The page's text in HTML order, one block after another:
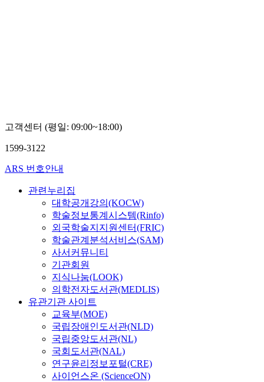
고객센터 (평일: 09:00~18:00)
1599-3122
ARS 번호안내
관련누리집
대학공개강의(KOCW)
학술정보통계시스템(Rinfo)
외국학술지지원센터(FRIC)
학술관계분석서비스(SAM)
사서커뮤니티
기관회원
지식나눔(LOOK)
의학전자도서관(MEDLIS)
유관기관 사이트
교육부(MOE)
국립장애인도서관(NLD)
국립중앙도서관(NL)
국회도서관(NAL)
연구윤리정보포털(CRE)
사이언스온 (ScienceON)